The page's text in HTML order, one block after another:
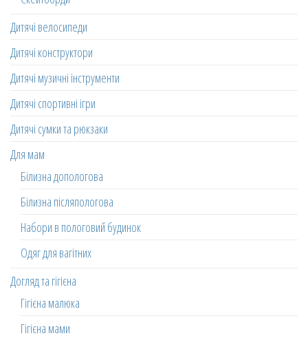
Дитячі велосипеди
Дитячі конструктори
Дитячі музичні інструменти
Дитячі спортивні ігри
Дитячі сумки та рюкзаки
Для мам
Білизна допологова
Білизна післяпологова
Набори в пологовий будинок
Одяг для вагітних
Догляд та гігієна
Гігієна малюка
Гігієна мами